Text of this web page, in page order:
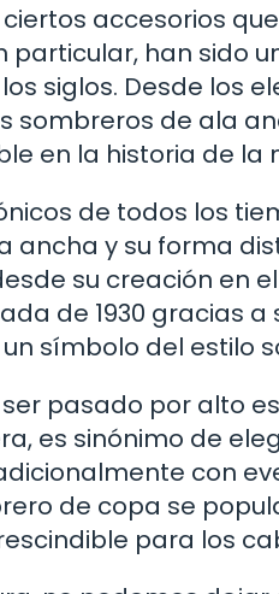
accesorios
particular, han sido
siglos. Desde los
sombreros de ala
en la historia de la
de todos los
ancha y su forma
su creación en el
de 1930 gracias
símbolo del estilo
pasado por alto
es sinónimo de
con
de copa se
para los